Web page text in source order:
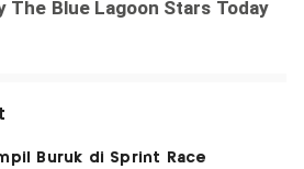
Buruk di Sprint Race